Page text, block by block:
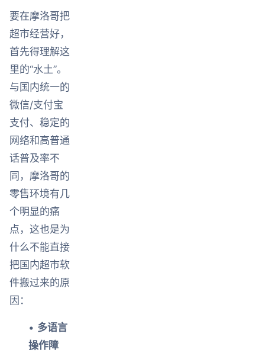
要在摩洛哥把
超市经营好，
首先得理解这
里的“水土”。
与国内统一的
微信/支付宝
支付、稳定的
网络和高普通
话普及率不
同，摩洛哥的
零售环境有几
个明显的痛
点，这也是为
什么不能直接
把国内超市软
件搬过来的原
因：
• 多语言
操作障